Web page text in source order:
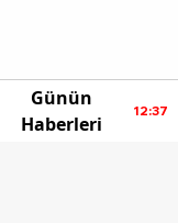
Günün
Haberleri
yeni 12:37